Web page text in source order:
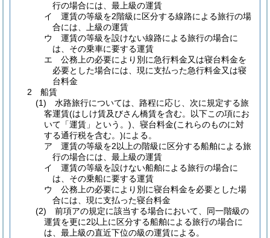
行の場合には、最上級の運賃
イ 運賃の等級を2階級に区分する線路による旅行の場
合には、上級の運賃
ウ 運賃の等級を設けない線路による旅行の場合に
は、その乗車に要する運賃
エ 公務上の必要により別に急行料金又は寝台料金を
必要とした場合には、現に支払った急行料金又は寝
台料金
2 船賃
(1) 水路旅行については、路程に応じ、次に規定する旅
客運賃(はしけ賃及びさん橋賃を含む。以下この項にお
いて「運賃」という。)、寝台料金(これらのものに対
する通行税を含む。)による。
ア 運賃の等級を2以上の階級に区分する船舶による旅
行の場合には、最上級の運賃
イ 運賃の等級を設けない船舶による旅行の場合に
は、その乗船に要する運賃
ウ 公務上の必要により別に寝台料金を必要とした場
合には、現に支払った寝台料金
(2) 前項アの規定に該当する場合において、同一階級の
運賃を更に2以上に区分する船舶による旅行の場合に
は、最上級の直近下位の級の運賃による。